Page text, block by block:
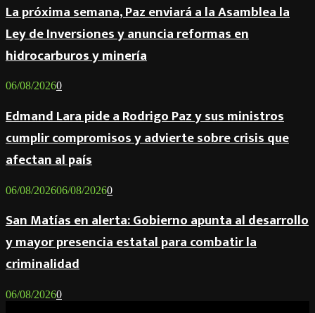
La próxima semana, Paz enviará a la Asamblea la
Ley de Inversiones y anuncia reformas en
hidrocarburos y minería
06/08/20260
Edmand Lara pide a Rodrigo Paz y sus ministros
cumplir compromisos y advierte sobre crisis que
afectan al país
06/08/202606/08/20260
San Matías en alerta: Gobierno apunta al desarrollo
y mayor presencia estatal para combatir la
criminalidad
06/08/20260